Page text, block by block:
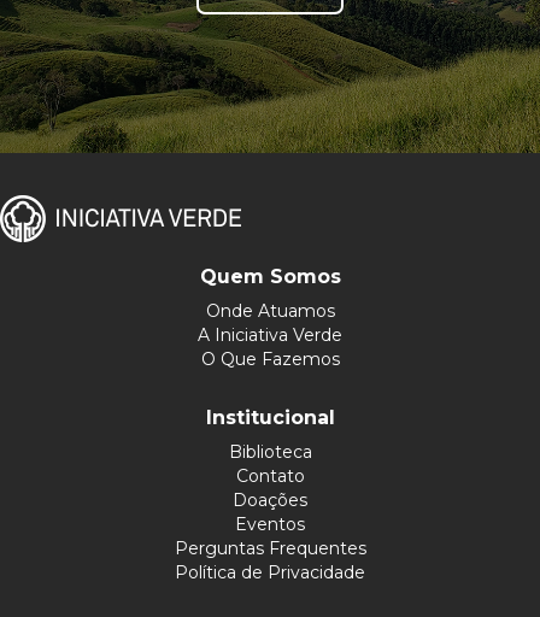
Quem Somos
Onde Atuamos
A Iniciativa Verde
O Que Fazemos
Institucional
Biblioteca
Contato
Doações
Eventos
Perguntas Frequentes
Política de Privacidade